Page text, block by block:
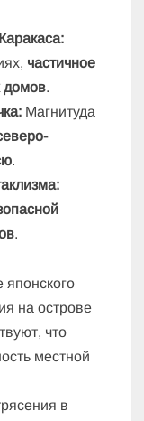
частичное
домов.
Магнитуда
.
.
японского
на острове
что
местной
в